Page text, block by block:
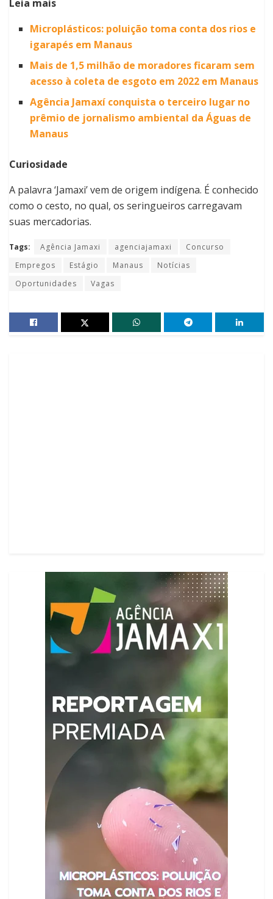
Leia mais
Microplásticos: poluição toma conta dos rios e
igarapés em Manaus
Mais de 1,5 milhão de moradores ficaram sem
acesso à coleta de esgoto em 2022 em Manaus
Agência Jamaxí conquista o terceiro lugar no
prêmio de jornalismo ambiental da Águas de
Manaus
Curiosidade
A palavra ‘Jamaxi’ vem de origem indígena. É conhecido
como o cesto, no qual, os seringueiros carregavam
suas mercadorias.
Tags: Agência Jamaxi agenciajamaxi
Concurso
Empregos
Estágio Manaus
Notícias
Oportunidades
Vagas